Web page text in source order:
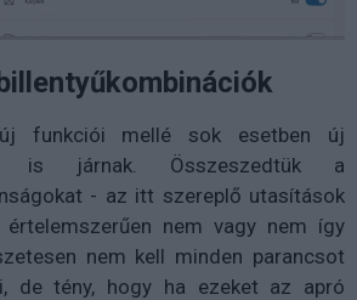
funkciói mellé sok esetben új
is járnak. Összeszedtük a
- az itt szereplő utasítások
nem vagy nem így
nem kell minden parancsot
de tény, hogy ha ezeket az apró